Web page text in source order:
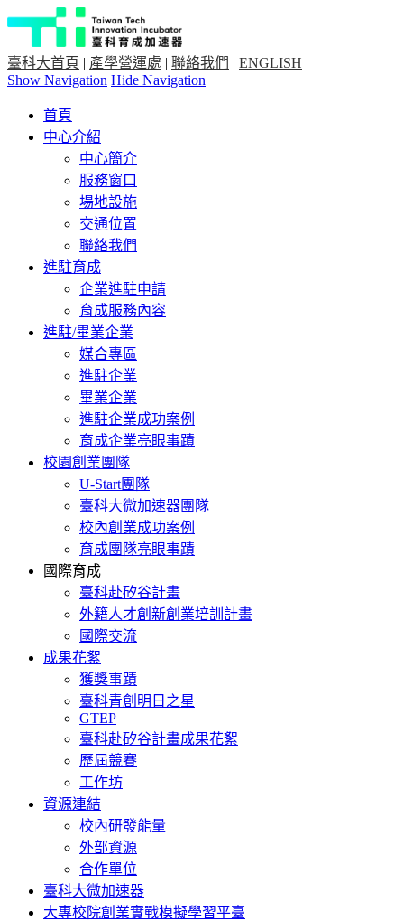
臺科大首頁 | 產學營運處 | 聯絡我們 | ENGLISH
Show Navigation Hide Navigation
首頁
中心介紹
中心簡介
服務窗口
場地設施
交通位置
聯絡我們
進駐育成
企業進駐申請
育成服務內容
進駐/畢業企業
媒合專區
進駐企業
畢業企業
進駐企業成功案例
育成企業亮眼事蹟
校園創業團隊
U-Start團隊
臺科大微加速器團隊
校內創業成功案例
育成團隊亮眼事蹟
國際育成
臺科赴矽谷計畫
外籍人才創新創業培訓計畫
國際交流
成果花絮
獲獎事蹟
臺科青創明日之星
GTEP
臺科赴矽谷計畫成果花絮
歷屆競賽
工作坊
資源連結
校內研發能量
外部資源
合作單位
臺科大微加速器
大專校院創業實戰模擬學習平臺